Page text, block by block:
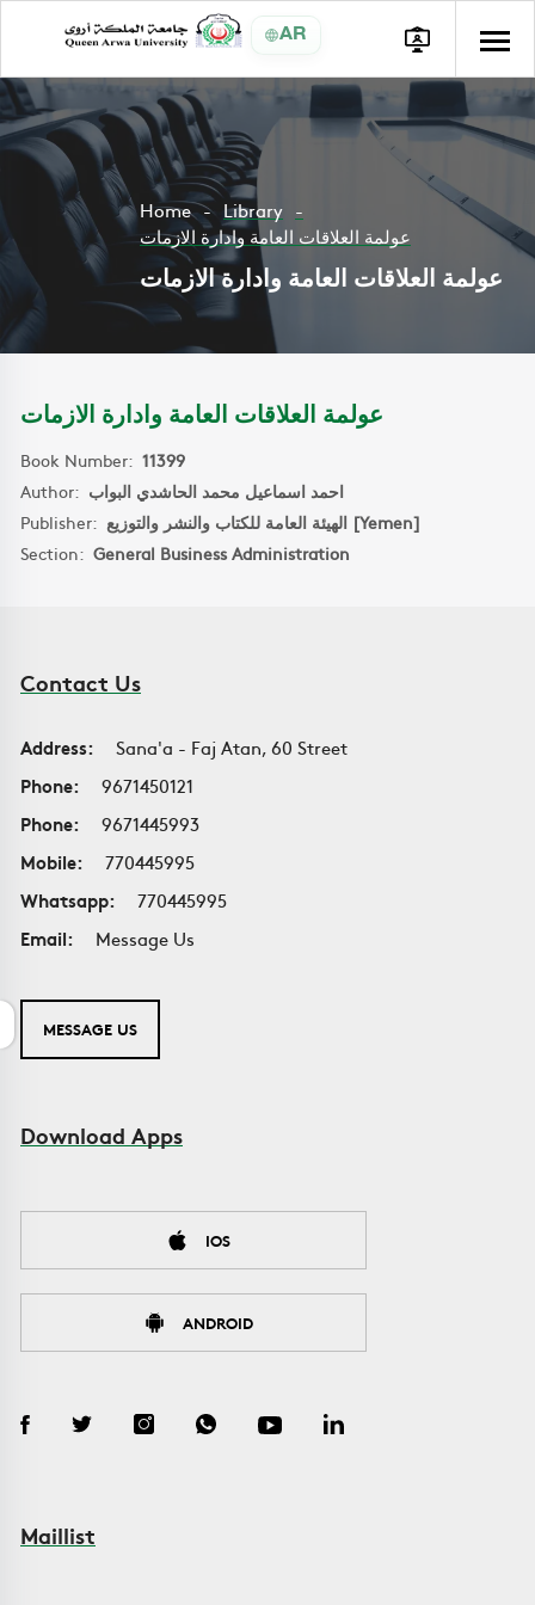
AR
Home
Library
عولمة العلاقات العامة وادارة الازمات
عولمة العلاقات العامة وادارة الازمات
عولمة العلاقات العامة وادارة الازمات
Book Number: 11399
Author: احمد اسماعيل محمد الحاشدي البواب
Publisher:
الهيئة العامة للكتاب والنشر والتوزيع [Yemen]
Section: General Business Administration
Contact Us
Address:
Sana'a - Faj Atan, 60 Street
Phone:
9671450121
Phone:
9671445993
Mobile:
770445995
Whatsapp:
770445995
Email:
Message Us
MESSAGE US
Download Apps
IOS
ANDROID
Maillist